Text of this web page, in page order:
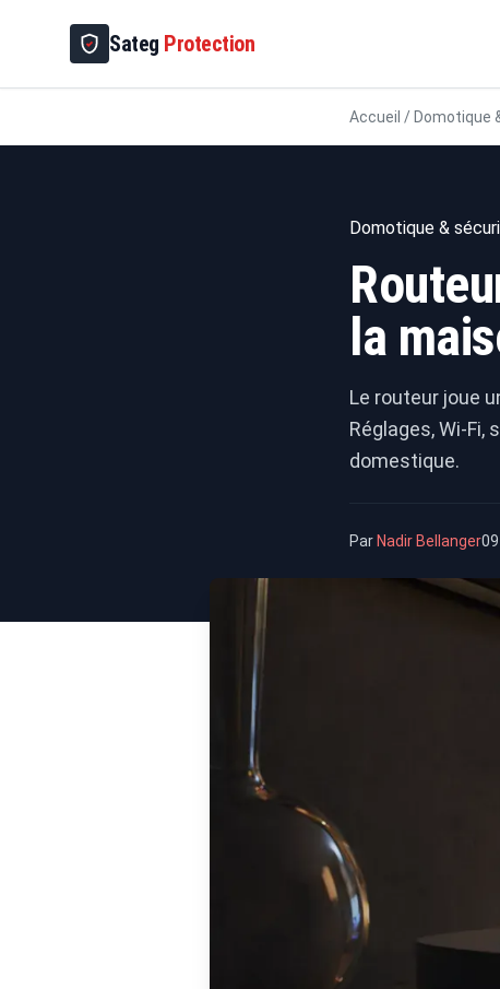
Sateg Protection
Accueil / Domotique
Domotique &
la
Le routeur joue
Réglages, Wi-
domestique.
Par Nadir Bellanger